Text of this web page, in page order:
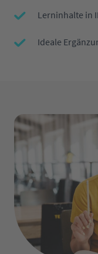
Lerninhalte in
Ideale